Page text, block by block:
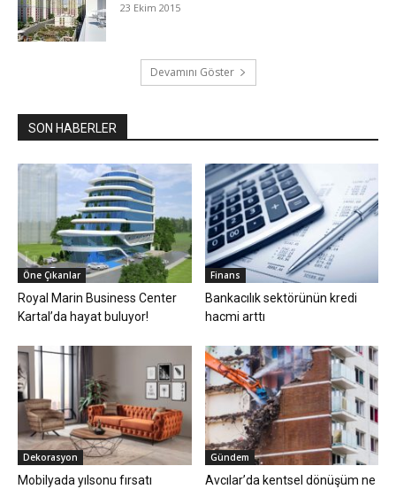
23 Ekim 2015
Devamını Göster
SON HABERLER
Öne Çıkanlar
Royal Marin Business Center
Kartal’da hayat buluyor!
Finans
Bankacılık sektörünün kredi
hacmi arttı
Dekorasyon
Mobilyada yılsonu fırsatı
Gündem
Avcılar’da kentsel dönüşüm ne